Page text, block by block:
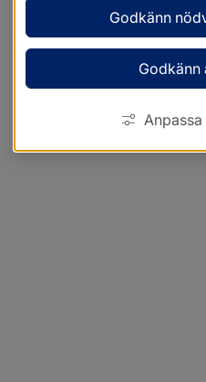
Godkänn
Godkänn